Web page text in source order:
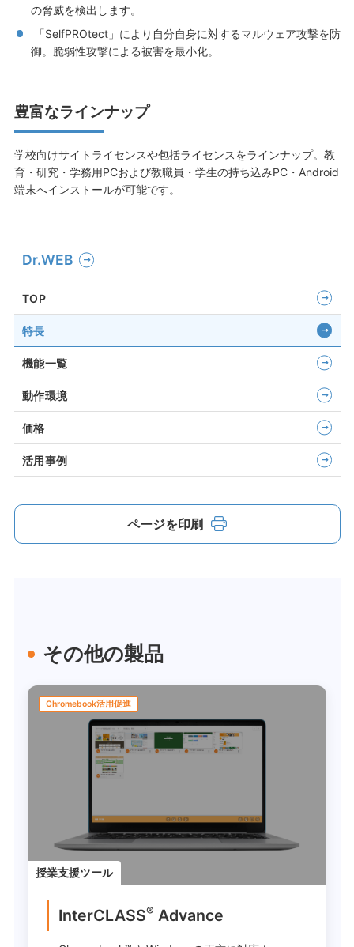
の脅威を検出します。
「SelfPROtect」により自分自身に対するマルウェア攻撃を防
御。脆弱性攻撃による被害を最小化。
豊富なラインナップ
学校向けサイトライセンスや包括ライセンスをラインナップ。教
育・研究・学務用PCおよび教職員・学生の持ち込みPC・Android
端末へインストールが可能です。
Dr.WEB
TOP
特長
機能一覧
動作環境
価格
活用事例
ページを印刷
その他の製品
Chromebook活用促進
授業支援ツール
InterCLASS® Advance